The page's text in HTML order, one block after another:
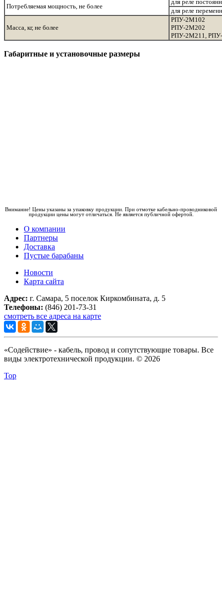
Потребляемая мощность, не более
для реле
для реле
Масса, кг, не более
РПУ-2М102
РПУ-2М202
РПУ-2М211,
Габаритные и установочные размеры
Внимание! Цены указаны за упаковку продукции. При отмотке кабельно-проводниковой
продукции цены могут отличаться. Не является публичной офертой.
О компании
Партнеры
Доставка
Пустые барабаны
Новости
Карта сайта
Адрес: г. Самара, 5 поселок Киркомбината, д. 5
Телефоны: (846) 201-73-31
смотреть все адреса на карте
«Содействие» - кабель, провод и сопутствующие товары. Все
виды электротехнической продукции. © 2026
Top